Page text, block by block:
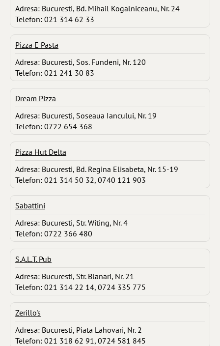
Adresa: Bucuresti, Bd. Mihail Kogalniceanu, Nr. 24
Telefon: 021 314 62 33
Pizza E Pasta
Adresa: Bucuresti, Sos. Fundeni, Nr. 120
Telefon: 021 241 30 83
Dream Pizza
Adresa: Bucuresti, Soseaua Iancului, Nr. 19
Telefon: 0722 654 368
Pizza Hut Delta
Adresa: Bucuresti, Bd. Regina Elisabeta, Nr. 15-19
Telefon: 021 314 50 32, 0740 121 903
Sabattini
Adresa: Bucuresti, Str. Witing, Nr. 4
Telefon: 0722 366 480
S.A.L.T. Pub
Adresa: Bucuresti, Str. Blanari, Nr. 21
Telefon: 021 314 22 14, 0724 335 775
Zerillo's
Adresa: Bucuresti, Piata Lahovari, Nr. 2
Telefon: 021 318 62 91, 0724 581 845